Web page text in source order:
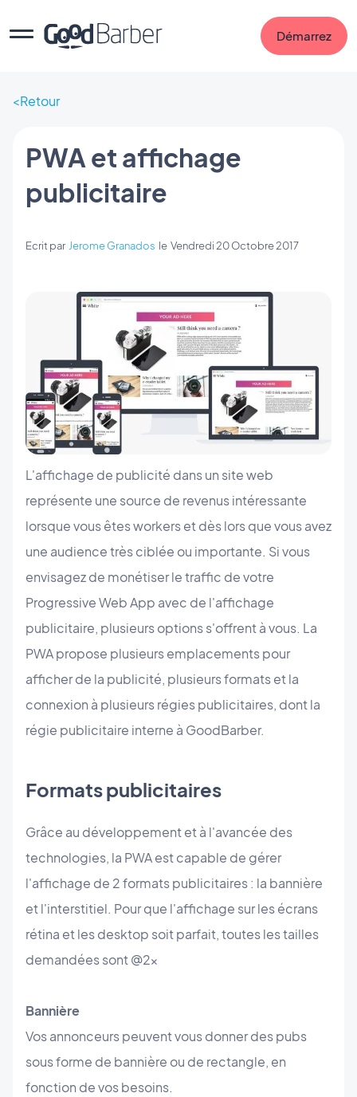
Démarrez
Retour
PWA et affichage
publicitaire
Ecrit par Jerome Granados le Vendredi 20 Octobre 2017
L'affichage de publicité dans un site web
représente une source de revenus intéressante
lorsque vous êtes workers et dès lors que vous avez
une audience très ciblée ou importante. Si vous
envisagez de monétiser le traffic de votre
Progressive Web App avec de l'affichage
publicitaire, plusieurs options s'offrent à vous. La
PWA propose plusieurs emplacements pour
afficher de la publicité, plusieurs formats et la
connexion à plusieurs régies publicitaires, dont la
régie publicitaire interne à GoodBarber.
Formats publicitaires
Grâce au développement et à l'avancée des
technologies, la PWA est capable de gérer
l'affichage de 2 formats publicitaires : la bannière
et l'interstitiel. Pour que l'affichage sur les écrans
rétina et les desktop soit parfait, toutes les tailles
demandées sont @2x
Bannière
Vos annonceurs peuvent vous donner des pubs
sous forme de bannière ou de rectangle, en
fonction de vos besoins.